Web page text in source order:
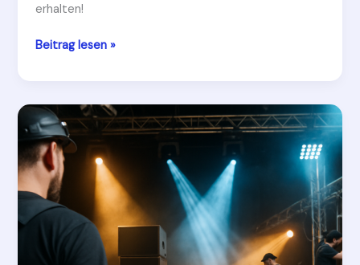
erhalten!
Easter
Modelle
berechnen
leicht
gemacht
Beitrag lesen »